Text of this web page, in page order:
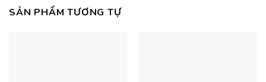
SẢN PHẨM TƯƠNG TỰ